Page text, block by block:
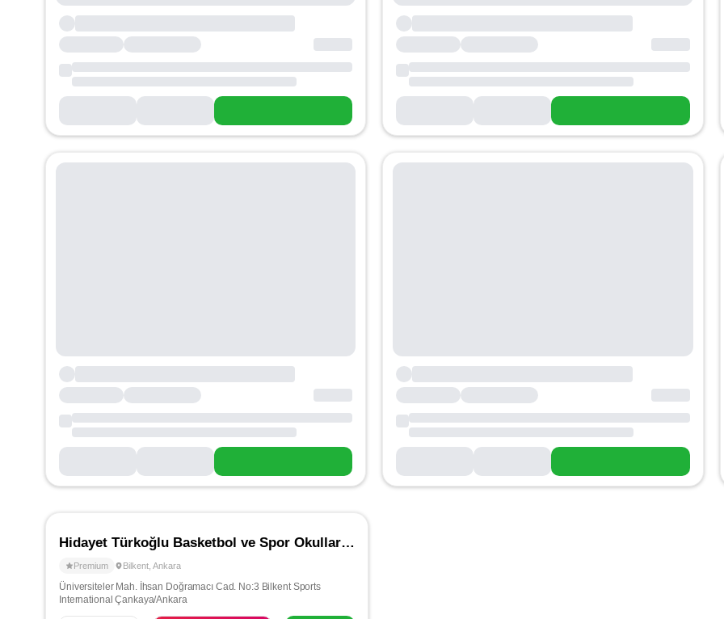
Hidayet Türkoğlu Basketbol ve Spor Okulları - Bilkent
Premium Bilkent Ankara
Üniversiteler Mah. İhsan Doğramacı Cad. No:3 Bilkent Sports
International Çankaya/Ankara